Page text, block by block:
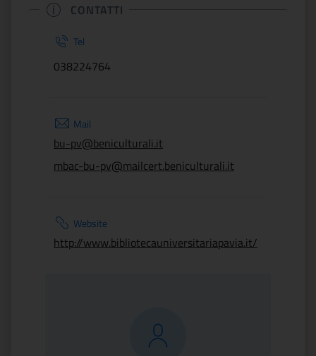
CONTATTI
Tel
038224764
Mail
bu-pv@beniculturali.it
mbac-bu-pv@mailcert.beniculturali.it
Website
http://www.bibliotecauniversitariapavia.it/